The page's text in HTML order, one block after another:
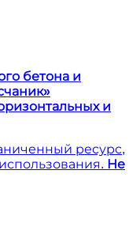
бетона и
и
ресурс,
Не